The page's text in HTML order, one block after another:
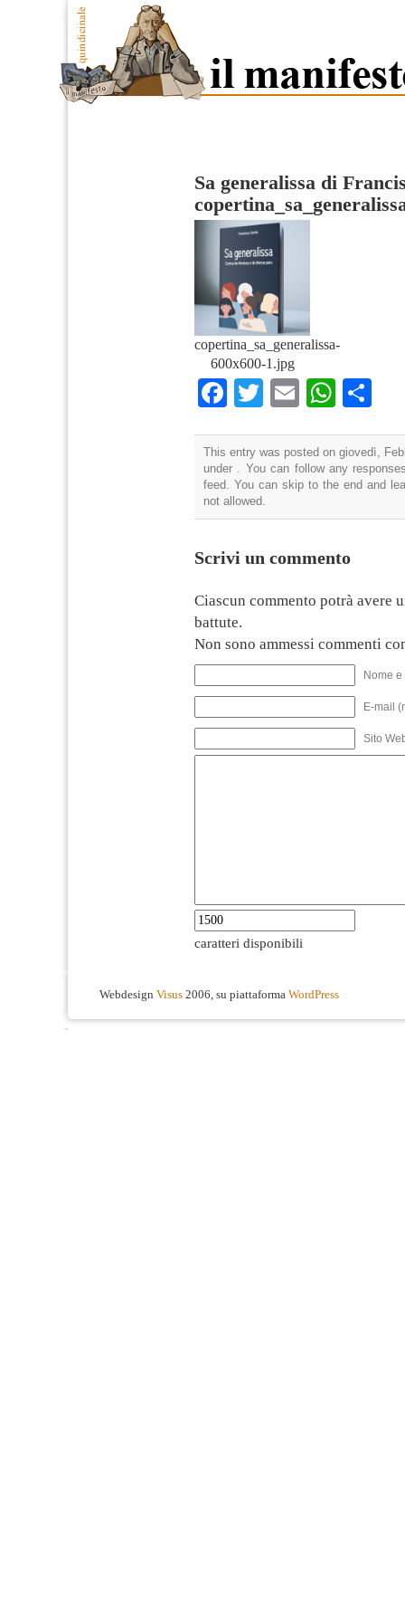
Sa generalissa di
copertina_sa_generalissa-
600x600-1.jpg
Facebook
TwitterEmail
This entry was posted on giovedì,
under . You can follow any
feed. You can skip to the end and
not allowed.
Scrivi un commento
Ciascun commento potrà avere
battute.
Non sono ammessi commenti
Nome
E-mail
Sito
caratteri disponibili
Webdesign Visus 2006, su piattaforma WordPress